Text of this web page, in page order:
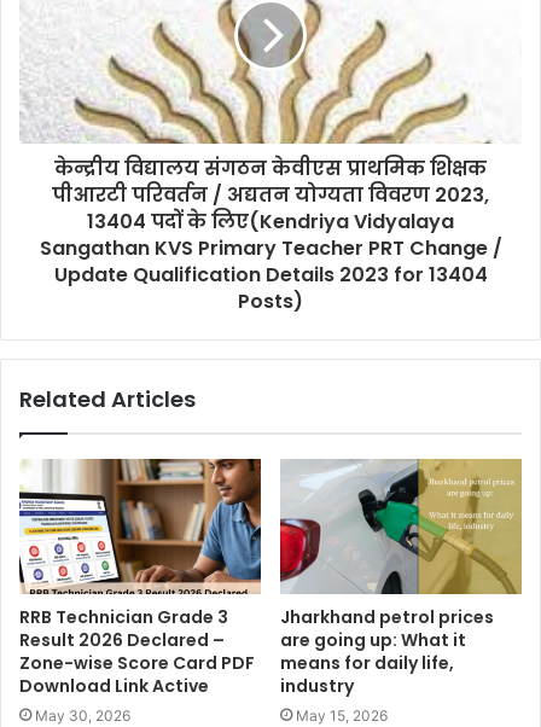
केन्द्रीय विद्यालय संगठन केवीएस प्राथमिक शिक्षक
पीआरटी परिवर्तन / अद्यतन योग्यता विवरण 2023,
13404 पदों के लिए(Kendriya Vidyalaya
Sangathan KVS Primary Teacher PRT Change /
Update Qualification Details 2023 for 13404
Posts)
Related Articles
RRB Technician Grade 3
Result 2026 Declared –
Zone-wise Score Card PDF
Download Link Active
May 30, 2026
Jharkhand petrol prices
are going up: What it
means for daily life,
industry
May 15, 2026